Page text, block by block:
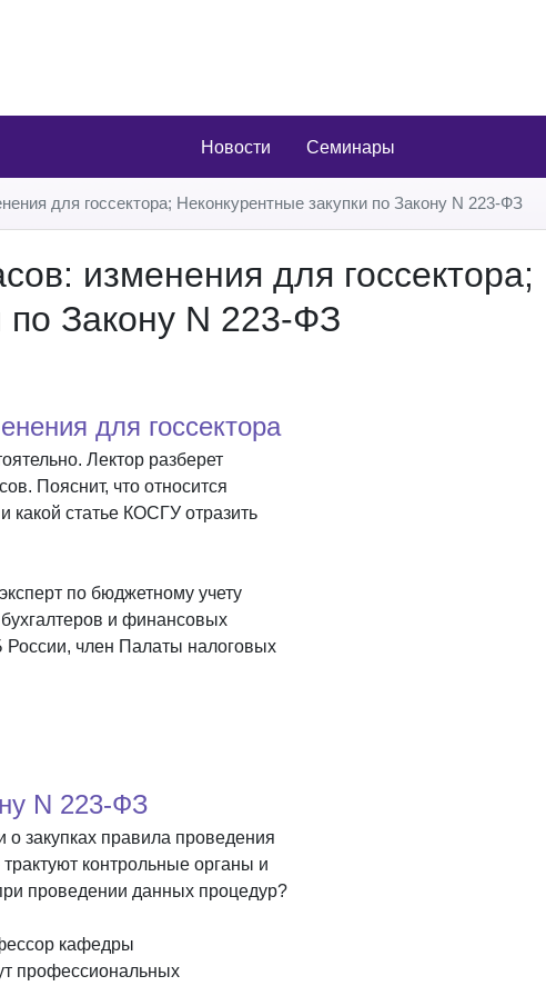
Новости Семинары
для госсектора; Неконкурентные закупки по Закону N 223-ФЗ
изменения для госсектора;
по Закону N 223-ФЗ
для госсектора
Лектор разберет
Пояснит, что относится
какой статье КОСГУ отразить
по бюджетному учету
и финансовых
член Палаты налоговых
N 223-ФЗ
о закупках правила проведения
контрольные органы и
проведении данных процедур?
кафедры
профессиональных